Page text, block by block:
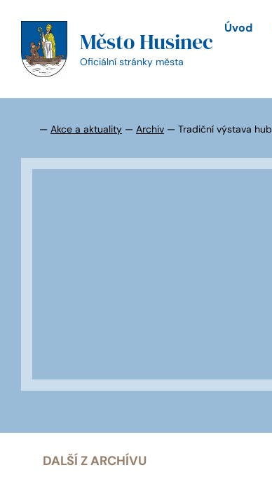
obsah
Město Husinec
Oficiální stránky města
Úvod
— Akce a aktuality — Archiv — Tradiční výstava hub
DALŠÍ Z ARCHÍVU